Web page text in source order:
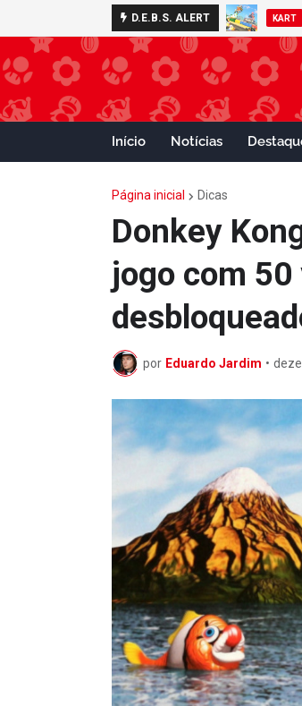
D.E.B.S. ALERT
Início Notícias
Página inicial Dicas
Donkey
jogo com
por Eduardo Jardim •